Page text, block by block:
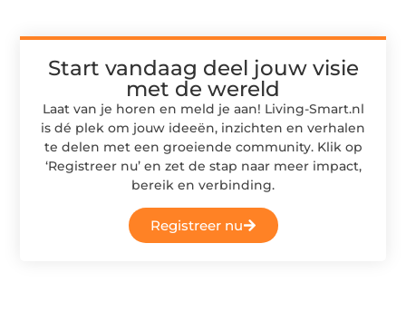
Start vandaag deel jouw visie
met de wereld
Laat van je horen en meld je aan! Living-Smart.nl
is dé plek om jouw ideeën, inzichten en verhalen
te delen met een groeiende community. Klik op
‘Registreer nu’ en zet de stap naar meer impact,
bereik en verbinding.
Registreer nu